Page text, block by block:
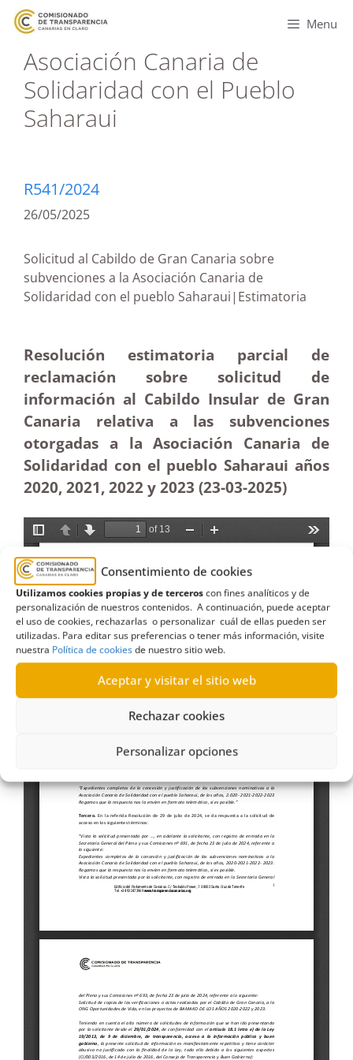
Consentimiento de cookies
Utilizamos cookies propias y de terceroscon fines analíticos y de
personalización de nuestros contenidos. A continuación, puede aceptar
el uso de cookies, rechazarlas o personalizar cuál de ellas pueden ser
utilizadas. Para editar sus preferencias o tener más información, visite
nuestra Política de cookiesde nuestro sitio web.
Aceptar y visitar el sitio web
Rechazar cookies
Personalizar opciones
Menu
Asociación Canaria de
Solidaridad con el Pueblo
Saharaui
R541/2024
26/05/2025
Solicitud al Cabildo de Gran Canaria sobre
subvenciones a la Asociación Canaria de
Solidaridad con el pueblo Saharaui|Estimatoria
Resolución estimatoria parcial de
reclamación sobre solicitud de
información al Cabildo Insular de Gran
Canaria relativa a las subvenciones
otorgadas a la Asociación Canaria de
Solidaridad con el pueblo Saharaui años
2020, 2021, 2022 y 2023 (23-03-2025)